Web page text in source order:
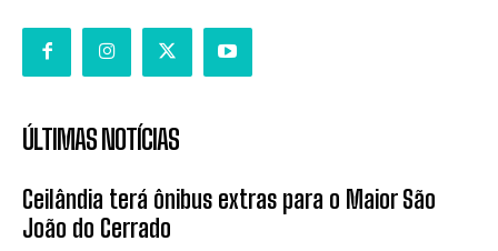
ÚLTIMAS NOTÍCIAS
Ceilândia terá ônibus extras para o Maior São
João do Cerrado